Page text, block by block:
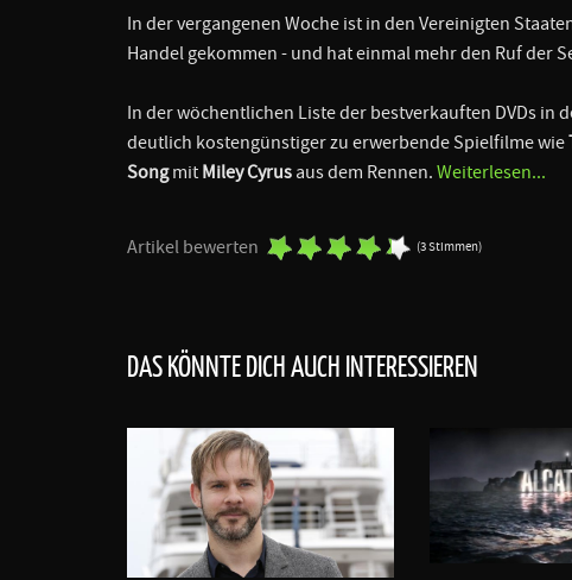
In der vergangenen Woche ist in den Vereinigten
Handel gekommen - und hat einmal mehr den Ruf der
In der wöchentlichen Liste der bestverkauften DVDs in
deutlich kostengünstiger zu erwerbende Spielfilme wie
Songmit Miley Cyrus aus dem Rennen. Weiterlesen...
Artikel bewerten (3 Stimmen)
DAS KÖNNTE DICH AUCH INTERESSIEREN